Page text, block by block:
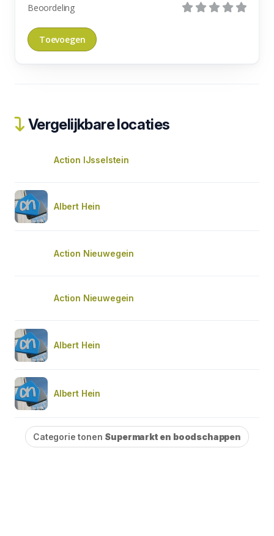
Beoordeling
Vergelijkbare locaties
Action IJsselstein
Albert Hein
Action Nieuwegein
Action Nieuwegein
Albert Hein
Albert Hein
Categorie tonen Supermarkt en boodschappen